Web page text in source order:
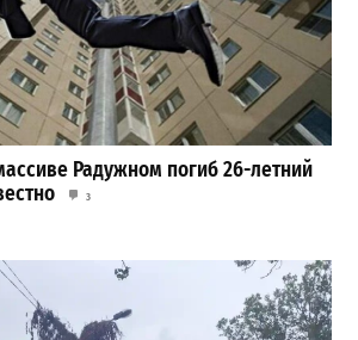
Радужном погиб 26-летний
3